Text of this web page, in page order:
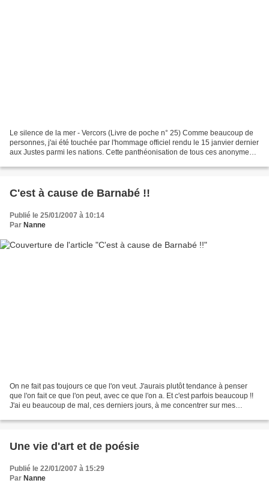
Le silence de la mer - Vercors (Livre de poche n° 25) Comme beaucoup de
personnes, j'ai été touchée par l'hommage officiel rendu le 15 janvier dernier
aux Justes parmi les nations. Cette panthéonisation de tous ces anonymes
C'est à cause de Barnabé !!
Publié le 25/01/2007 à 10:14
Par Nanne
On ne fait pas toujours ce que l'on veut. J'aurais plutôt tendance à penser
que l'on fait ce que l'on peut, avec ce que l'on a. Et c'est parfois beaucoup !!
J'ai eu beaucoup de mal, ces derniers jours, à me concentrer sur mes
Une vie d'art et de poésie
Publié le 22/01/2007 à 15:29
Par Nanne